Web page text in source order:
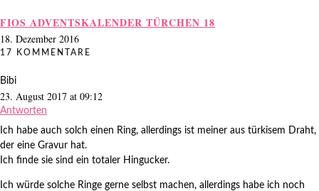
FIOS ADVENTSKALENDER TÜRCHEN 18
18. Dezember 2016
17 KOMMENTARE
Bibi
23. August 2017 at 09:12
Antworten
Ich habe auch solch einen Ring, allerdings ist meiner aus türkisem Draht,
der eine Gravur hat.
Ich finde sie sind ein totaler Hingucker.
Ich würde solche Ringe gerne selbst machen, allerdings habe ich noch